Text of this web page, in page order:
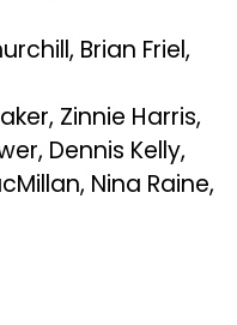
Brian Friel,
Zinnie Harris,
Dennis Kelly,
Nina Raine,